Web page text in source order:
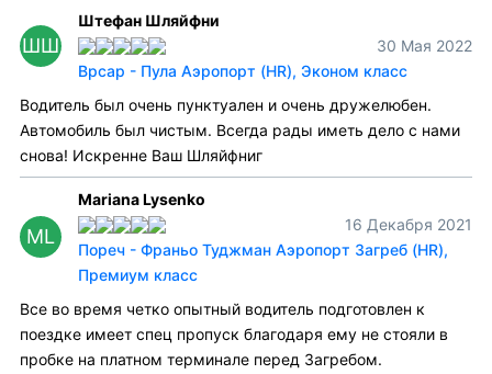
ШШ
Штефан Шляйфни
30 Мая 2022
Врсар - Пула Аэропорт (HR), Эконом класс
Водитель был очень пунктуален и очень дружелюбен.
Автомобиль был чистым. Всегда рады иметь дело с нами
снова! Искренне Ваш Шляйфниг
ML
Mariana Lysenko
16 Декабря 2021
Пореч - Франьо Туджман Аэропорт Загреб (HR),
Премиум класс
Все во время четко опытный водитель подготовлен к
поездке имеет спец пропуск благодаря ему не стояли в
пробке на платном терминале перед Загребом.